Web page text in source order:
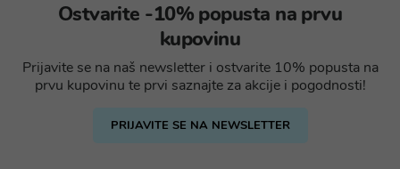
Ostvarite -10% popusta na prvu
kupovinu
Prijavite se na naš newsletter i ostvarite 10% popusta na
prvu kupovinu te prvi saznajte za akcije i pogodnosti!
PRIJAVITE SE NA NEWSLETTER